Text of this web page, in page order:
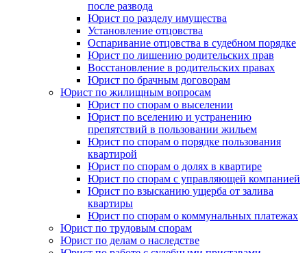
после развода
Юрист по разделу имущества
Установление отцовства
Оспаривание отцовства в судебном порядке
Юрист по лишению родительских прав
Восстановление в родительских правах
Юрист по брачным договорам
Юрист по жилищным вопросам
Юрист по спорам о выселении
Юрист по вселению и устранению
препятствий в пользовании жильем
Юрист по спорам о порядке пользования
квартирой
Юрист по спорам о долях в квартире
Юрист по спорам с управляющей компанией
Юрист по взысканию ущерба от залива
квартиры
Юрист по спорам о коммунальных платежах
Юрист по трудовым спорам
Юрист по делам о наследстве